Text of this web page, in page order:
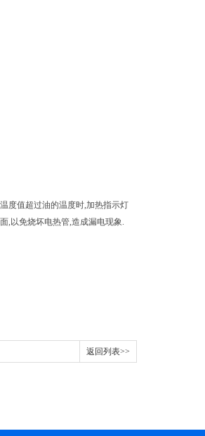
度值超过油的温度时,加热指示灯
,以免烧坏电热管,造成漏电现象.
返回列表>>